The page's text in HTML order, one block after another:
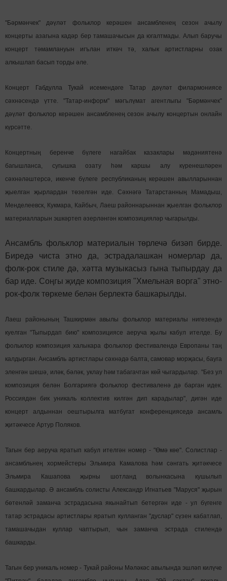
"Бәрмәнчек" дәүләт фольклор керәшен ансамбленең сезон ачылу
концерты азагына кадәр бер тамашачысын да югалтмады. Алып баручы
концерт тәмамлануын игълан иткәч тә, халык артистларны озак
алкышлап басып торды әле.
Концерт Габдулла Тукай исемендәге Татар дәүләт филармониясе
сәхнәсендә үтте. "Татар-информ" мәгълүмат агентлыгы "Бәрмәнчек"
дәүләт фольклор керәшен ансамбленең сезон ачылу концертын онлайн
күрсәтте.
Концертның беренче бүлеге нагайбак казаклары мәдәниятенә
багышланса, сугышка озату һәм каршы алу күренешләрен
сәхнәләштерсә, икенче бүлеге республиканың керәшен авылларыннан
җыелган җырлардан төзелгән иде. Сәхнәгә Татарстанның Мамадыш,
Менделеевск, Кукмара, Кайбыч, Лаеш районнарыннан җыелган фольклор
материалларын эшкәртеп әзерләнгән композицияләр чыгарылды.
Ансамбль фольклор материалын төрлечә бизәп бирде.
Биредә чиста этно да, эстрадалашкан номерлар да,
фолк-рок стиле дә, хәтта музыкасыз гына тыпырдау да
бар иде. Соңгы җиде композиция "Хмельная ворга" этно-
рок-фолк төркеме белән берлектә башкарылды.
Лаеш районының Ташкирмән авылы фольклор материалы нигезендә
куелган "Тыпырдап бию" композициясе аеруча җылы кабул ителде. Бу
фольклор композиция халыкара фольклор фестивалендә Европаны таң
калдырган. Ансамбль артистлары сәхнәдә балта, самовар морҗасы, бауга
эленгән шешә, иләк, бәләк, уклау һәм табагачтан көй чыгардылар. "Без ул
композиция белән Болгариягә фольклор фестиваленә дә барган идек.
Россиядән бик уникаль коллектив килгән дип карадылар", дигән иде
концерт алдыннан оештырылга матбугат конференцияседә ансамль
җитәкчесе Артур Поляков.
Тагын бер аеруча яратып кабул ителгән номер - "Өмә көе". Солистлар -
ансамбльнең хормейстеры Эльмира Камалова һәм сәнгать җитәкчесе
Эльмира Кашапова җырны шотланд волынкасына кушылып
башкардылар. Ә ансамбль солисты Александр Игнатьев "Маруся" җырын
бөтенләй заманча эстрадасына якынайтып бетергән иде - ул бүгенге
татар эстрадасы артистлары яратып кулланган "дуслар" сүзен кабатлап,
тамашачыдан куллар чаптырып, чын заманча эстрада стилендә
башкарды.
Тагын бер уникаль номер - Тукай районы Мәләкәс авылында эшләп килүче